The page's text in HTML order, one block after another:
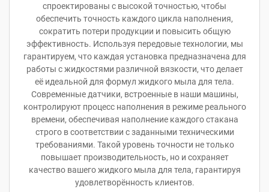
спроектированы с высокой точностью, чтобы
обеспечить точность каждого цикла наполнения,
сократить потери продукции и повысить общую
эффективность. Используя передовые технологии, мы
гарантируем, что каждая установка предназначена для
работы с жидкостями различной вязкости, что делает
её идеальной для формул жидкого мыла для тела.
Современные датчики, встроенные в наши машины,
контролируют процесс наполнения в режиме реального
времени, обеспечивая наполнение каждого стакана
строго в соответствии с заданными техническими
требованиями. Такой уровень точности не только
повышает производительность, но и сохраняет
качество вашего жидкого мыла для тела, гарантируя
удовлетворённость клиентов.